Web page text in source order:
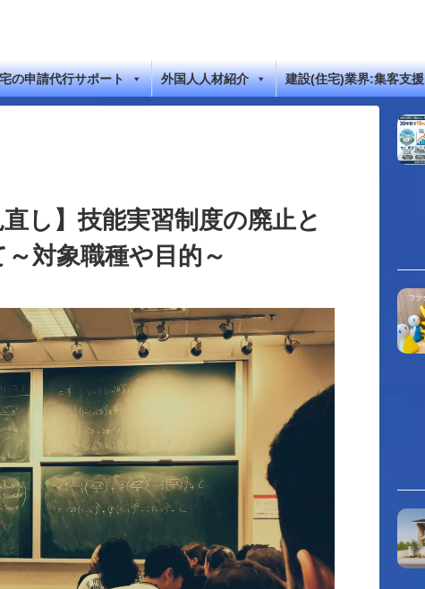
の申請代行サポート 外国人人材紹介 建設(住宅)業界:集客支援
直し】技能実習制度の廃止と
対象職種や目的～